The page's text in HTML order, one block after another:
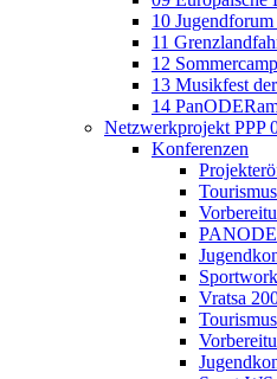
10
11
12
13 Musikfest
14
Netzwerkprojekt PPP
Konferenzen
Vratsa